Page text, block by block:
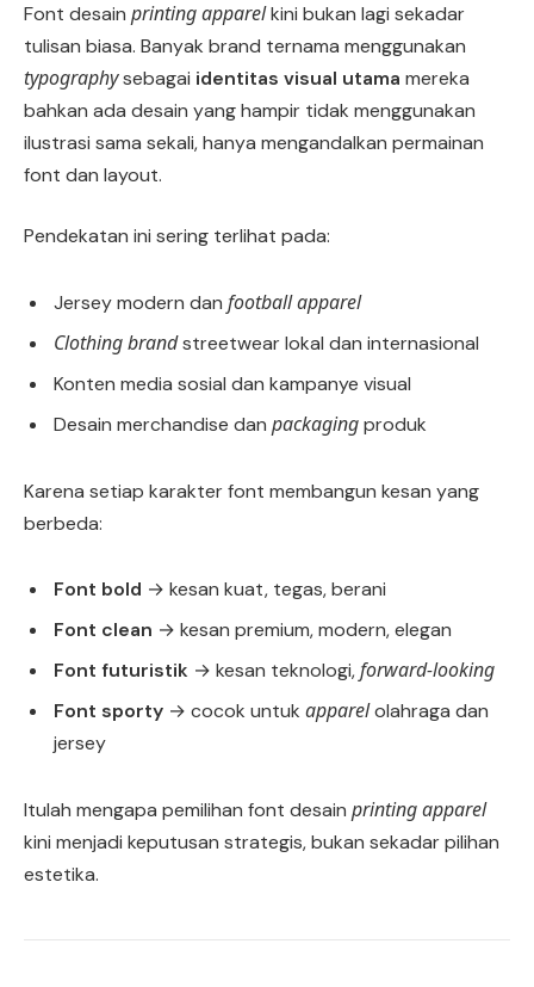
Font desain printing apparelkini bukan lagi sekadar
tulisan biasa. Banyak brand ternama menggunakan
typographysebagai identitas visual utama mereka
bahkan ada desain yang hampir tidak menggunakan
ilustrasi sama sekali, hanya mengandalkan permainan
font dan layout.
Pendekatan ini sering terlihat pada:
Jersey modern dan football apparel
Clothing brandstreetwear lokal dan internasional
Konten media sosial dan kampanye visual
Desain merchandise dan packagingproduk
Karena setiap karakter font membangun kesan yang
berbeda:
Font bold → kesan kuat, tegas, berani
Font clean → kesan premium, modern, elegan
Font futuristik → kesan teknologi,forward-looking
Font sporty → cocok untuk apparelolahraga dan
jersey
Itulah mengapa pemilihan font desain printing apparel
kini menjadi keputusan strategis, bukan sekadar pilihan
estetika.